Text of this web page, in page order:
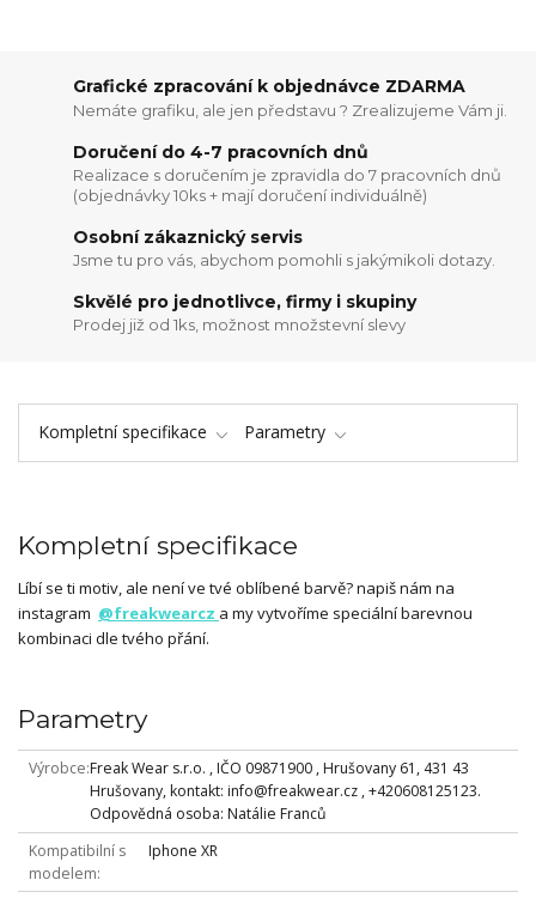
Grafické zpracování k objednávce ZDARMA
Nemáte grafiku, ale jen představu ? Zrealizujeme Vám ji.
Doručení do 4-7 pracovních dnů
Realizace s doručením je zpravidla do 7 pracovních dnů
(objednávky 10ks + mají doručení individuálně)
Osobní zákaznický servis
Jsme tu pro vás, abychom pomohli s jakýmikoli dotazy.
Skvělé pro jednotlivce, firmy i skupiny
Prodej již od 1ks, možnost množstevní slevy
Kompletní specifikace Parametry
Kompletní specifikace
Líbí se ti motiv, ale není ve tvé oblíbené barvě? napiš nám na
instagram @freakwearcz a my vytvoříme speciální barevnou
kombinaci dle tvého přání.
Parametry
Výrobce Freak Wear s.r.o. , IČO 09871900 , Hrušovany 61, 431 43
Hrušovany, kontakt: info@freakwear.cz , +420608125123.
Odpovědná osoba: Natálie Franců
Kompatibilní s
modelem
Iphone XR